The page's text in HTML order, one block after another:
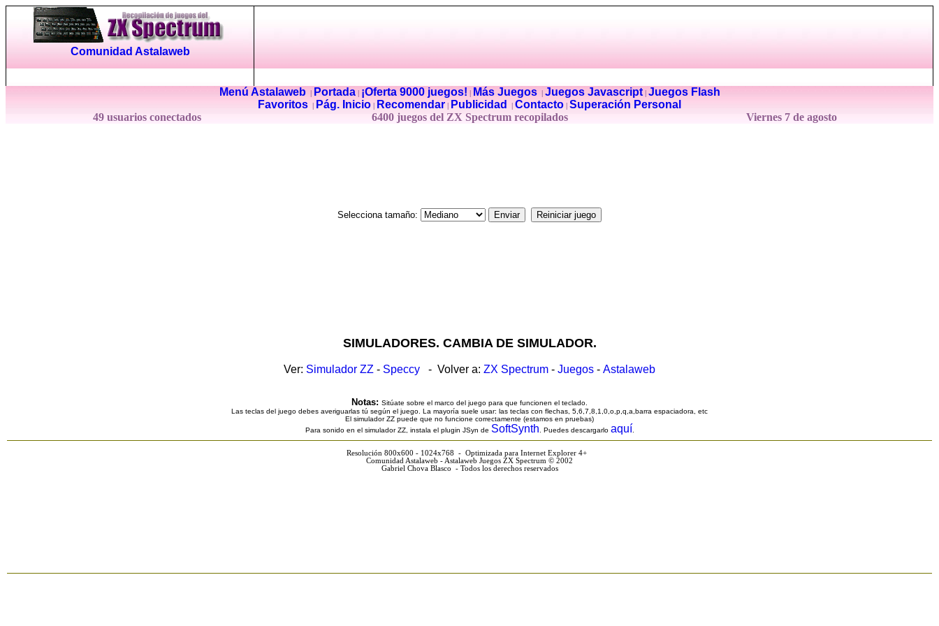
Comunidad Astalaweb
Menú Astalaweb| Portada| ¡Oferta 9000 juegos! Más Juegos| Juegos Javascript| Juegos Flash
Favoritos
Pág. Inicio Recomendar Publicidad Contacto Superación Personal
49 usuarios conectados
6400 juegos del ZX Spectrum recopilados Viernes 7 de agosto
Selecciona tamaño:
SIMULADORES. CAMBIA DE SIMULADOR.
Ver: Simulador ZZ - Speccy - Volver a: ZX Spectrum - Juegos - Astalaweb
Notas: Sitúate sobre el marco del juego para que funcionen el teclado.
Las teclas del juego debes averiguarlas tú según el juego. La mayoría suele usar: las teclas con flechas, 5,6,7,8,1,0,o,p,q,a,barra espaciadora, etc
El simulador ZZ puede que no funcione correctamente (estamos en pruebas)
Para sonido en el simulador ZZ, instala el plugin JSyn de SoftSynth . Puedes descargarlo aquí
Resolución 800x600 - 1024x768 - Optimizada para Internet Explorer 4+
Comunidad Astalaweb - Astalaweb Juegos ZX Spectrum © 2002
Gabriel Chova Blasco - Todos los derechos reservados